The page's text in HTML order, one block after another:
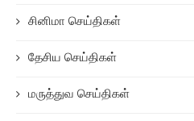
சினிமா செய்திகள்
தேசிய செய்திகள்
மருத்துவ செய்திகள்